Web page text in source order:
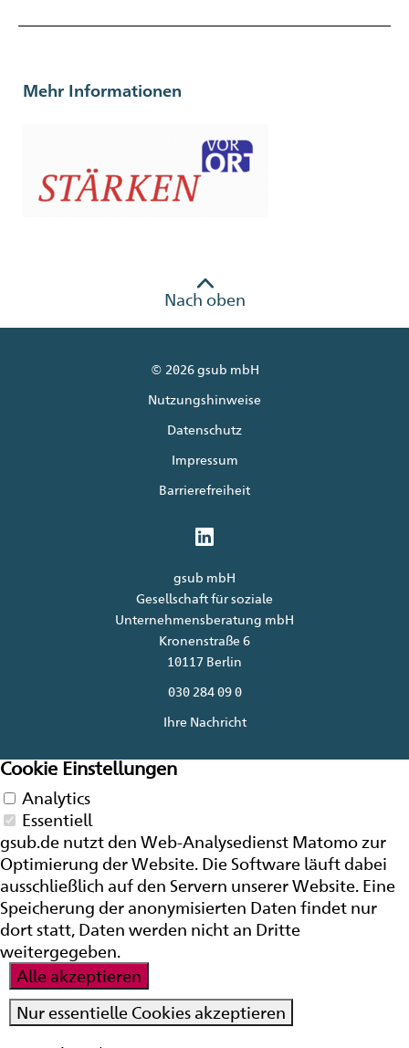
Mehr Informationen
Nach oben
© 2026 gsub mbH
Nutzungshinweise
Datenschutz
Impressum
Barrierefreiheit
gsub mbH
Gesellschaft für soziale
Unternehmensberatung mbH
Kronenstraße 6
10117 Berlin
030 284 09 0
Ihre Nachricht
Cookie Einstellungen
Analytics
Essentiell
gsub.de nutzt den Web-Analysedienst Matomo zur
Optimierung derWebsite. Die Software läuft dabei
ausschließlich auf den Servern unsererWebsite. Eine
Speicherung der anonymisierten Daten findet nur
dort statt, Daten werden nicht an Dritte
weitergegeben.
Alle akzeptieren
Nur essentielle Cookies akzeptieren